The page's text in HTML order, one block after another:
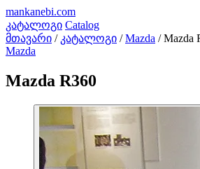
mankanebi.com
კატალოგი Catalog
მთავარი / კატალოგი / Mazda / Mazda
Mazda
Mazda R360